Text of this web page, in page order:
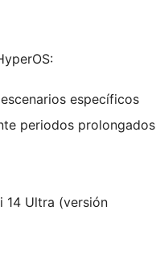
específicos
periodos prolongados
14 Ultra (versión